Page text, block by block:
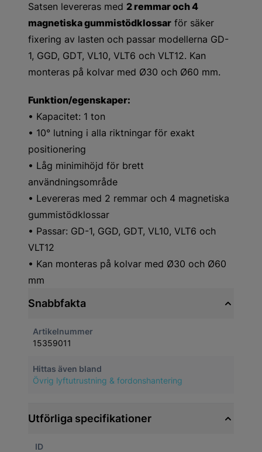
Satsen levereras med 2 remmar och 4
magnetiska gummistödklossar för säker
fixering av lasten och passar modellerna GD-
1, GGD, GDT, VL10, VLT6 och VLT12. Kan
monteras på kolvar med Ø30 och Ø60 mm.
Funktion/egenskaper:
• Kapacitet: 1 ton
• 10° lutning i alla riktningar för exakt
positionering
• Låg minimihöjd för brett
användningsområde
• Levereras med 2 remmar och 4 magnetiska
gummistödklossar
• Passar: GD-1, GGD, GDT, VL10, VLT6 och
VLT12
• Kan monteras på kolvar med Ø30 och Ø60
mm
Snabbfakta
Artikelnummer
15359011
Hittas även bland
Övrig lyftutrustning & fordonshantering
Utförliga specifikationer
ID